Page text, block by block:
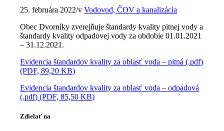
25. februára 2022/vVodovod, ČOV a kanalizácia
Obec Dvorníky zverejňuje štandardy kvality pitnej vody a
štandardy kvality odpadovej vody za obdobie 01.01.2021
– 31.12.2021.
Evidencia štandardov kvality za oblasť voda – pitná (.pdf)
(PDF, 89,20 KB)
Evidencia štandardov kvality za oblasť voda – odpadová
(.pdf) (PDF, 85,50 KB)
Zdielať na